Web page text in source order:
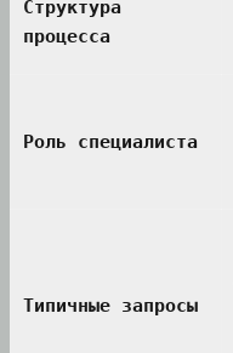
Структура
процесса
Роль специалиста
Типичные запросы